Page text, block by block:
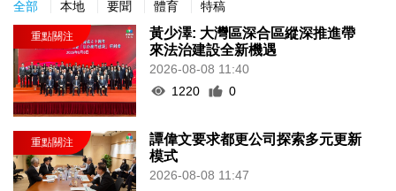
全部 本地 要聞 體育 特稿
黃少澤: 大灣區深合區縱深推進帶
來法治建設全新機遇
2026-08-08 11:40
1220
0
譚偉文要求都更公司探索多元更新
模式
2026-08-08 11:47